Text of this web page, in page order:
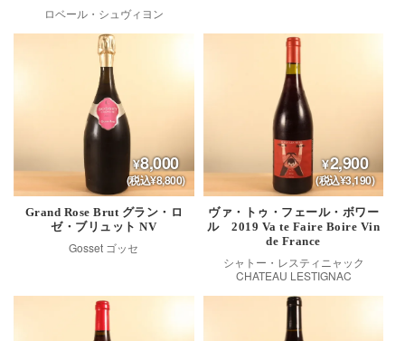
ロベール・シュヴィヨン
8,000
(税込¥8,800)
Grand Rose Brut グラン・ロ
ゼ・ブリュット NV
Gosset ゴッセ
2,900
(税込¥3,190)
ヴァ・トゥ・フェール・ボワー
ル 2019 Va te Faire Boire Vin
de France
シャトー・レスティニャック
CHATEAU LESTIGNAC